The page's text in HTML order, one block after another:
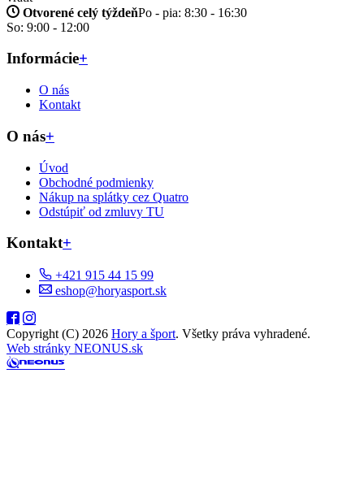
Otvorené celý týždeňPo - pia: 8:30 - 16:30
So: 9:00 - 12:00
Informácie+
O nás
Kontakt
O nás+
Úvod
Obchodné podmienky
Nákup na splátky cez Quatro
Odstúpiť od zmluvy TU
Kontakt+
+421 915 44 15 99
eshop@horyasport.sk
Copyright (C) 2026 Hory a šport. Všetky práva vyhradené.
Web stránky NEONUS.sk